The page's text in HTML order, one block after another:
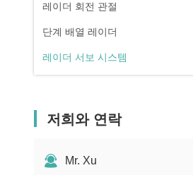
레이더 회전 관절
단계 배열 레이더
레이더 서보 시스템
저희와 연락
Mr. Xu